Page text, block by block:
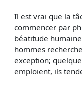
Il est vrai que la
commencer par
béatitude
hommes
exception;
emploient, ils